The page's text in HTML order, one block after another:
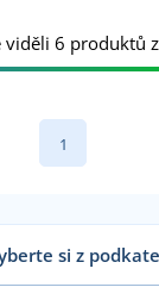
viděli 6 produktů
1
si z